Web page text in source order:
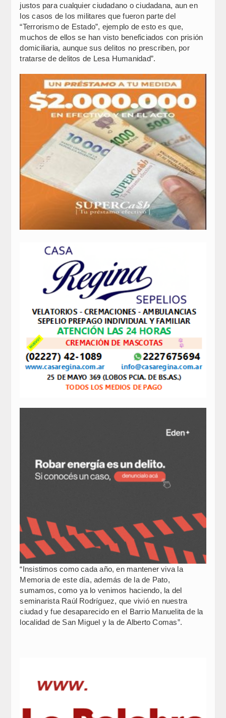
justos para cualquier ciudadano o ciudadana, aun en
los casos de los militares que fueron parte del
“Terrorismo de Estado”, ejemplo de esto es que,
muchos de ellos se han visto beneficiados con prisión
domiciliaria, aunque sus delitos no prescriben, por
tratarse de delitos de Lesa Humanidad”.
“Insistimos como cada año, en mantener viva la
Memoria de este día, además de la de Pato,
sumamos, como ya lo venimos haciendo, la del
seminarista Raúl Rodríguez, que vivió en nuestra
ciudad y fue desaparecido en el Barrio Manuelita de la
localidad de San Miguel y la de Alberto Comas”.